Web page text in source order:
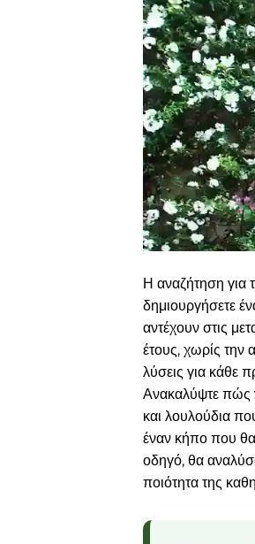
Η αναζήτηση για
δημιουργήσετε
αντέχουν στις
έτους, χωρίς την
λύσεις για κάθε
Ανακαλύψτε πώς
και λουλούδια
έναν κήπο που θα
οδηγό, θα
ποιότητα της